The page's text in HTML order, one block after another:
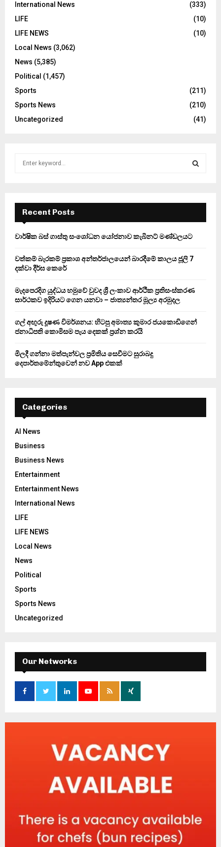
International News
(333)
LIFE
(10)
LIFE NEWS
(10)
Local News (3,062)
News (5,385)
Political (1,457)
Sports
(211)
Sports News
(210)
Uncategorized
(41)
f
r
E
A
Recent Posts
වාර්ෂික බස් ගාස්තු සංශෝධන යෝජනාව කැබිනට් මණ්ඩලයට
වත්කම් බැරකම් ප්‍රකාශ අන්තර්ජාලයෙන් බාරදීමේ කාලය ජූලි 7
දක්වා දීර්ඝ කෙරේ
මැදපෙරදිග යුද්ධය හමුවේ වුවද ශ්‍රී ලංකාව ආර්ථික ප්‍රතිසංස්කරණ
සාර්ථකව ඉදිරියට ගෙන යනවා – ජාත්‍යන්තර මූල්‍ය අරමුදල
ගල් අඟුරු දූෂණ විමර්ශනය: හිටපු අමාත්‍ය කුමාර ජයකොඩිගෙන්
ජනාධිපති කොමිසම පැය දෙකක් ප්‍රශ්න කරයි
මිලදී ගන්නා මත්පැන්වල ප්‍රමිතිය සෙවීමට සුරාබදු
දෙපාර්තමේන්තුවෙන් නව App එකක්
Categories
AI News
Business
Business News
Entertainment
Entertainment News
International News
LIFE
LIFE NEWS
Local News
News
Political
Sports
Sports News
Uncategorized
Our Networks